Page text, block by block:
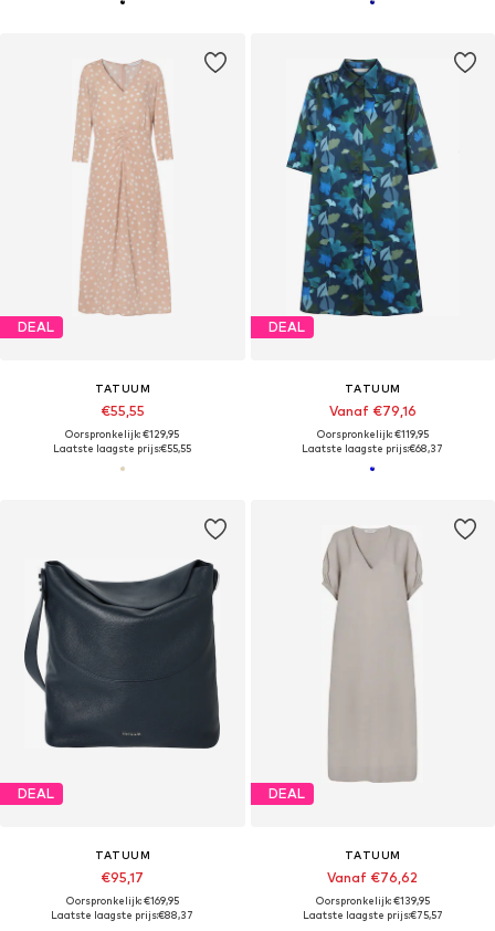
DEAL
TATUUM
€55,55
Oorspronkelijk: €129,95
Laatste laagste prijs:€55,55
DEAL
TATUUM
Vanaf €79,16
Oorspronkelijk: €119,95
Laatste laagste prijs:€68,37
DEAL
TATUUM
€95,17
Oorspronkelijk: €169,95
Laatste laagste prijs:€88,37
DEAL
TATUUM
Vanaf €76,62
Oorspronkelijk: €139,95
Laatste laagste prijs:€75,57